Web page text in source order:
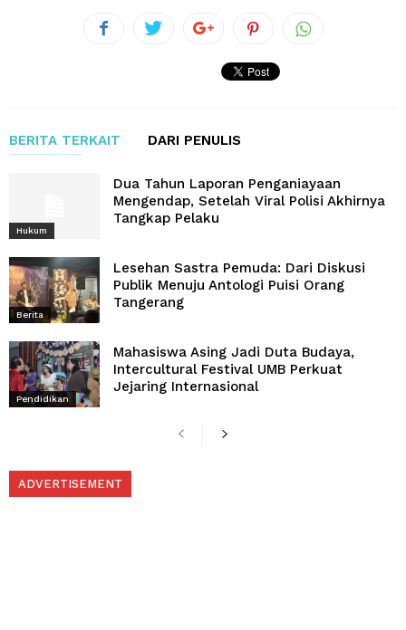
BERITA TERKAIT DARI PENULIS
Hukum
Dua Tahun Laporan Penganiayaan
Mengendap, Setelah Viral Polisi Akhirnya
Tangkap Pelaku
Berita
Lesehan Sastra Pemuda: Dari Diskusi
Publik Menuju Antologi Puisi Orang
Tangerang
Pendidikan
Mahasiswa Asing Jadi Duta Budaya,
Intercultural Festival UMB Perkuat
Jejaring Internasional
ADVERTISEMENT